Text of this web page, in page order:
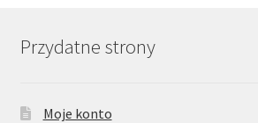
Przydatne strony
Moje konto